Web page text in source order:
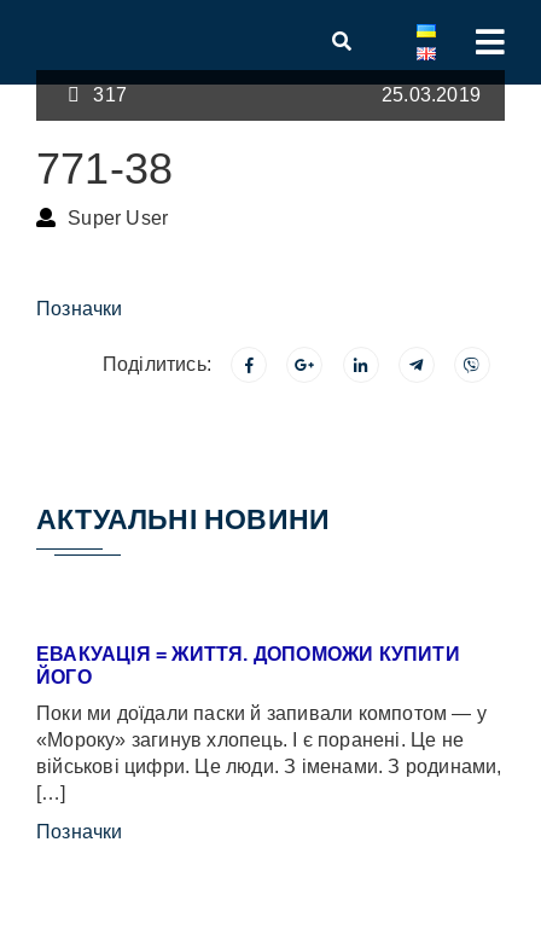
317 25.03.2019
771-38
Super User
Позначки
Поділитись:
АКТУАЛЬНІ НОВИНИ
ЕВАКУАЦІЯ = ЖИТТЯ. ДОПОМОЖИ КУПИТИ
ЙОГО
Поки ми доїдали паски й запивали компотом — у
«Мороку» загинув хлопець. І є поранені. Це не
військові цифри. Це люди. З іменами. З родинами,
[…]
Позначки